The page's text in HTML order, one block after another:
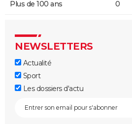
Plus de 100 ans 0
NEWSLETTERS
Actualité
Sport
Les dossiers d'actu